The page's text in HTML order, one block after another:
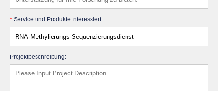
* Service und Produkte Interessiert:
Projektbeschreibung: